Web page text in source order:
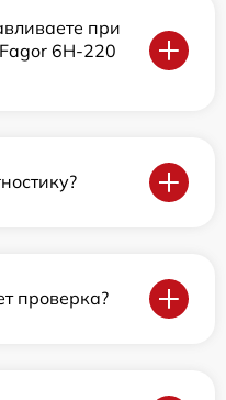
при
6H-220
проверка?